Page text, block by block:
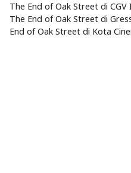
The End of Oak Street di CGV
The End of Oak Street di
End of Oak Street di Kota